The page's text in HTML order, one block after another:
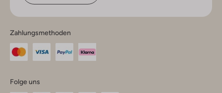
Zahlungsmethoden
Folge uns